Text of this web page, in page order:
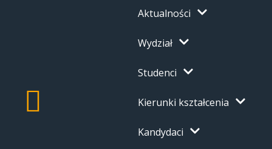
Aktualności
Wydział
Studenci
Kierunki kształcenia
Kandydaci